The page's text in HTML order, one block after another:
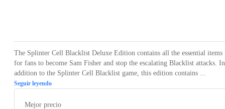
The Splinter Cell Blacklist Deluxe Edition contains all the essential items
for fans to become Sam Fisher and stop the escalating Blacklist attacks. In
addition to the Splinter Cell Blacklist game, this edition contains ...
Seguir leyendo
Mejor precio